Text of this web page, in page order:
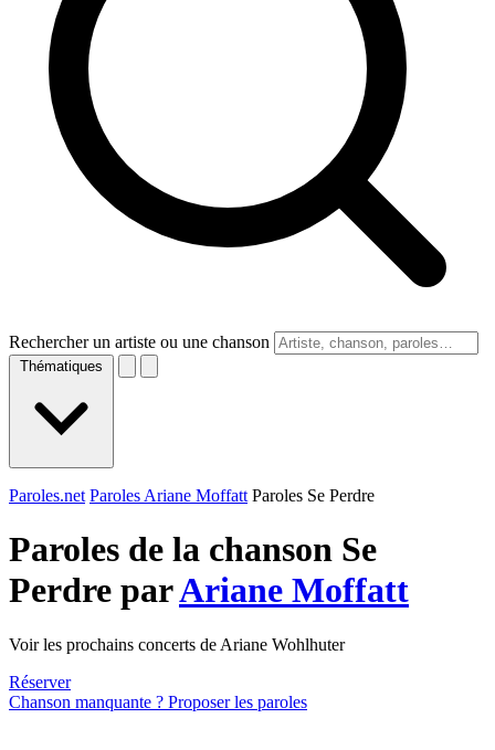
Rechercher un artiste ou une chanson
Thématiques
Paroles.net Paroles Ariane Moffatt Paroles Se Perdre
Paroles de la chanson Se
Perdre parAriane Moffatt
Voir les prochains concerts de Ariane Wohlhuter
Réserver
Chanson manquante ? Proposer les paroles